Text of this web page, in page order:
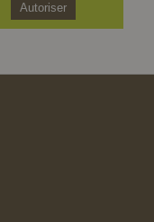
Autoriser